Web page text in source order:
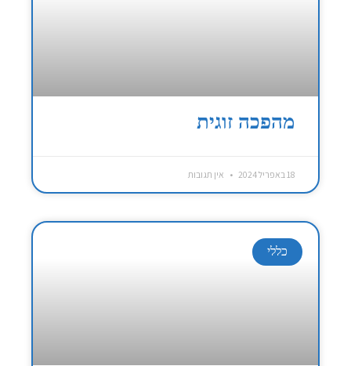
מהפכה זוגית
18 באפריל 2024 אין תגובות
כללי